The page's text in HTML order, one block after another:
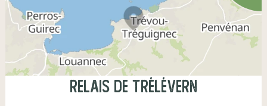
Relais de Trélévern